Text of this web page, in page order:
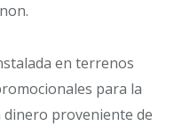
en terrenos
para la
dinero proveniente de